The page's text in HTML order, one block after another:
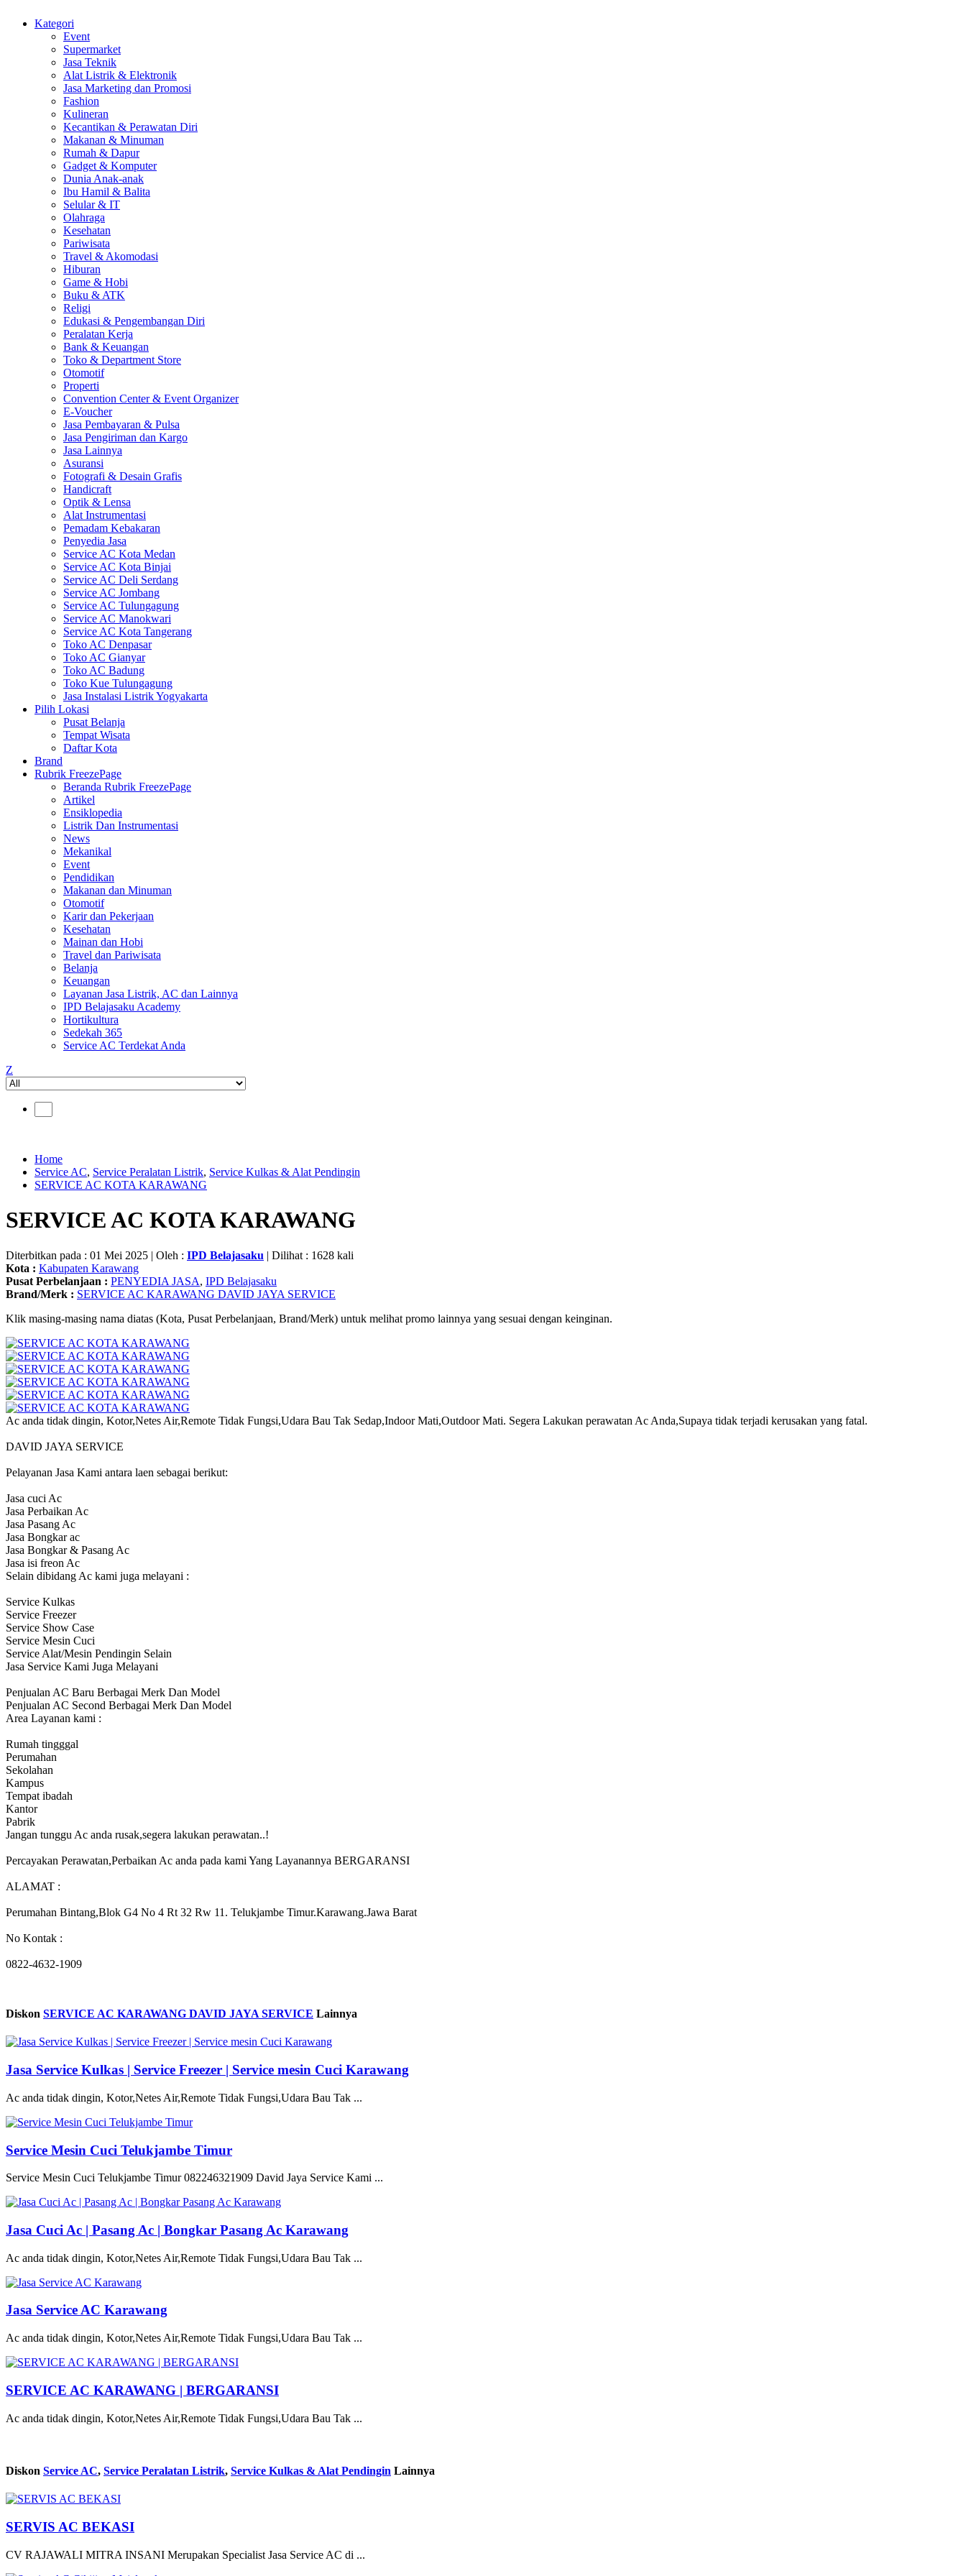
Kategori
Event
Supermarket
Jasa Teknik
Alat Listrik & Elektronik
Jasa Marketing dan Promosi
Fashion
Kulineran
Kecantikan & Perawatan Diri
Makanan & Minuman
Rumah & Dapur
Gadget & Komputer
Dunia Anak-anak
Ibu Hamil & Balita
Selular & IT
Olahraga
Kesehatan
Pariwisata
Travel & Akomodasi
Hiburan
Game & Hobi
Buku & ATK
Religi
Edukasi & Pengembangan Diri
Peralatan Kerja
Bank & Keuangan
Toko & Department Store
Otomotif
Properti
Convention Center & Event Organizer
E-Voucher
Jasa Pembayaran & Pulsa
Jasa Pengiriman dan Kargo
Jasa Lainnya
Asuransi
Fotografi & Desain Grafis
Handicraft
Optik & Lensa
Alat Instrumentasi
Pemadam Kebakaran
Penyedia Jasa
Service AC Kota Medan
Service AC Kota Binjai
Service AC Deli Serdang
Service AC Jombang
Service AC Tulungagung
Service AC Manokwari
Service AC Kota Tangerang
Toko AC Denpasar
Toko AC Gianyar
Toko AC Badung
Toko Kue Tulungagung
Jasa Instalasi Listrik Yogyakarta
Pilih Lokasi
Pusat Belanja
Tempat Wisata
Daftar Kota
Brand
Rubrik FreezePage
Beranda Rubrik FreezePage
Artikel
Ensiklopedia
Listrik Dan Instrumentasi
News
Mekanikal
Event
Pendidikan
Makanan dan Minuman
Otomotif
Karir dan Pekerjaan
Kesehatan
Mainan dan Hobi
Travel dan Pariwisata
Belanja
Keuangan
Layanan Jasa Listrik, AC dan Lainnya
IPD Belajasaku Academy
Hortikultura
Sedekah 365
Service AC Terdekat Anda
Z
Home
Service AC, Service Peralatan Listrik, Service Kulkas & Alat Pendingin
SERVICE AC KOTA KARAWANG
SERVICE AC KOTA KARAWANG
Diterbitkan pada : 01 Mei 2025 | Oleh : IPD Belajasaku | Dilihat : 1628 kali
Kota : Kabupaten Karawang
Pusat Perbelanjaan : PENYEDIA JASA, IPD Belajasaku
Brand/Merk : SERVICE AC KARAWANG DAVID JAYA SERVICE
Klik masing-masing nama diatas (Kota, Pusat Perbelanjaan, Brand/Merk) untuk melihat promo lainnya yang sesuai dengan keinginan.
Ac anda tidak dingin, Kotor,Netes Air,Remote Tidak Fungsi,Udara Bau Tak Sedap,Indoor Mati,Outdoor Mati. Segera Lakukan perawatan Ac Anda,Supaya tidak terjadi kerusakan yang fatal.
DAVID JAYA SERVICE
Pelayanan Jasa Kami antara laen sebagai berikut:
Jasa cuci Ac
Jasa Perbaikan Ac
Jasa Pasang Ac
Jasa Bongkar ac
Jasa Bongkar & Pasang Ac
Jasa isi freon Ac
Selain dibidang Ac kami juga melayani :
Service Kulkas
Service Freezer
Service Show Case
Service Mesin Cuci
Service Alat/Mesin Pendingin Selain
Jasa Service Kami Juga Melayani
Penjualan AC Baru Berbagai Merk Dan Model
Penjualan AC Second Berbagai Merk Dan Model
Area Layanan kami :
Rumah tingggal
Perumahan
Sekolahan
Kampus
Tempat ibadah
Kantor
Pabrik
Jangan tunggu Ac anda rusak,segera lakukan perawatan..!
Percayakan Perawatan,Perbaikan Ac anda pada kami Yang Layanannya BERGARANSI
ALAMAT :
Perumahan Bintang,Blok G4 No 4 Rt 32 Rw 11. Telukjambe Timur.Karawang.Jawa Barat
No Kontak :
0822-4632-1909
Diskon SERVICE AC KARAWANG DAVID JAYA SERVICE Lainnya
Jasa Service Kulkas | Service Freezer | Service mesin Cuci Karawang
Ac anda tidak dingin, Kotor,Netes Air,Remote Tidak Fungsi,Udara Bau Tak ...
Service Mesin Cuci Telukjambe Timur
Service Mesin Cuci Telukjambe Timur 082246321909 David Jaya Service Kami ...
Jasa Cuci Ac | Pasang Ac | Bongkar Pasang Ac Karawang
Ac anda tidak dingin, Kotor,Netes Air,Remote Tidak Fungsi,Udara Bau Tak ...
Jasa Service AC Karawang
Ac anda tidak dingin, Kotor,Netes Air,Remote Tidak Fungsi,Udara Bau Tak ...
SERVICE AC KARAWANG | BERGARANSI
Ac anda tidak dingin, Kotor,Netes Air,Remote Tidak Fungsi,Udara Bau Tak ...
Diskon Service AC, Service Peralatan Listrik, Service Kulkas & Alat Pendingin Lainnya
SERVIS AC BEKASI
CV RAJAWALI MITRA INSANI Merupakan Specialist Jasa Service AC di ...